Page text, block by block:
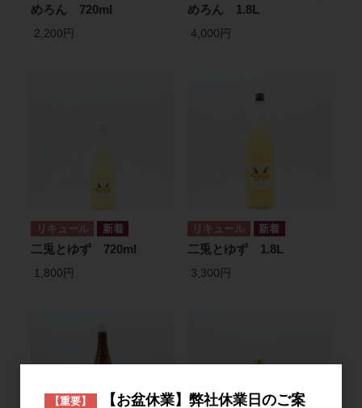
めろん 720ml
2,200円
めろん 1.8L
4,000円
リキュール
二兎とゆず 720ml
1,800円
リキュール
二兎とゆず 1.8L
3,300円
【重要】
【お盆休業】弊社休業日のご案